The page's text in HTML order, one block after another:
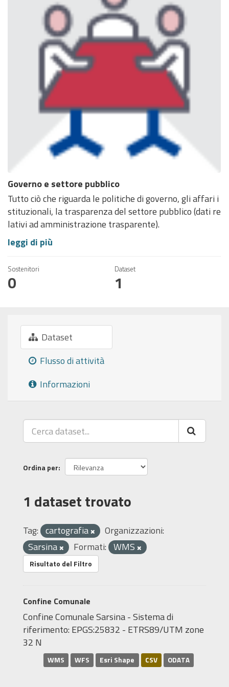
Governo e settore pubblico
Tutto ciò che riguarda le politiche di governo, gli affari i
stituzionali, la trasparenza del settore pubblico (dati re
lativi ad amministrazione trasparente).
leggi di più
Sostenitori
0
Dataset
1
Dataset
Flusso di attività
Informazioni
Ordina per
1 dataset trovato
Tag: cartografia
Organizzazioni:
Sarsina
Formati: WMS
Risultato del Filtro
Confine Comunale
Confine Comunale Sarsina - Sistema di
riferimento: EPGS:25832 - ETRS89/UTM zone
32 N
WMS WFS Esri Shape CSV ODATA